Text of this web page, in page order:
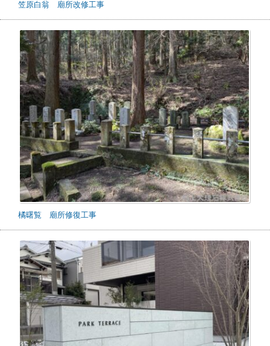
笠原白翁 廟所改修工事
橘曙覧 廟所修復工事